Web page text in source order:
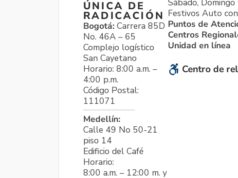
ÚNICA DE
RADICACIÓN
Bogotá: Carrera 85D
No. 46A – 65
Complejo logístico
San Cayetano
Horario: 8:00 a.m. –
4:00 p.m.
Código Postal:
111071
Medellín:
Calle 49 No 50-21
piso 14
Edificio del Café
Horario:
8:00 a.m. – 12:00 m. y
Sábado, Domingo
Festivos Auto
Puntos de
Centros
Unidad en línea
Centro de